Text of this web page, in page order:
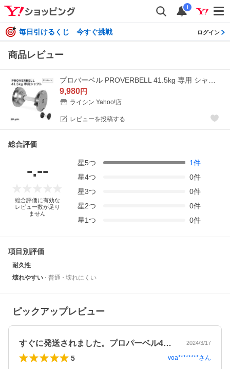
i
毎日引けるくじ 今すぐ挑戦 ログイン
商品レビュー
9,980円
ライシン Yahoo!店
レビューを投稿する
総合評価
-.--
総合評価に有効な
レビュー数が足り
ません
星5つ 1件
星4つ 0件
星3つ 0件
星2つ 0件
星1つ 0件
項目別評価
耐久性
壊れやすい
普通 壊れにくい
ピックアップレビュー
すぐに発送されました。プロパーベル41… 2024/3/17
5 voa********さん